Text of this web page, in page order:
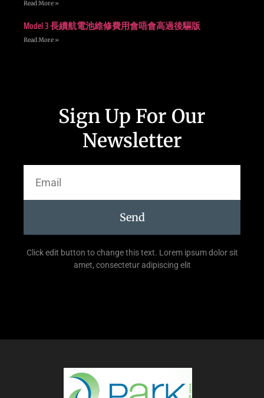
Read More »
Model 3 長續航電池維修費用會唔會高過後驅版
Read More »
Sign Up For Our
Newsletter
Send
Click edit button to change this text. Lorem ipsum dolor sit
amet, consectetur adipiscing elit